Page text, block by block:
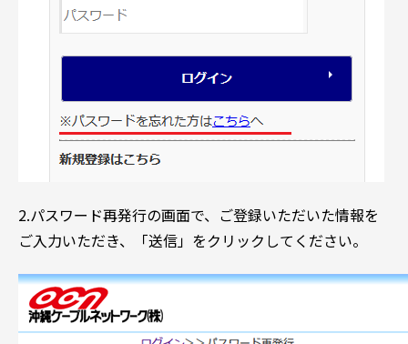
2.パスワード再発行の画面で、ご登録いただいた情報を
ご入力いただき、「送信」をクリックしてください。